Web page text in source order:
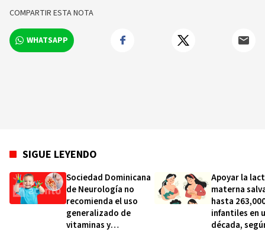
COMPARTIR ESTA NOTA
WHATSAPP
SIGUE LEYENDO
Sociedad Dominicana
de Neurología no
recomienda el uso
generalizado de
vitaminas y
Apoyar la
materna
hasta
infantiles en
década,